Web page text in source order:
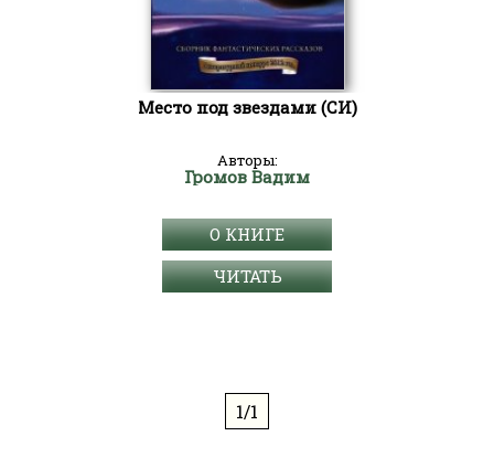
Место под звездами (СИ)
Авторы:
Громов Вадим
О КНИГЕ
ЧИТАТЬ
1/1